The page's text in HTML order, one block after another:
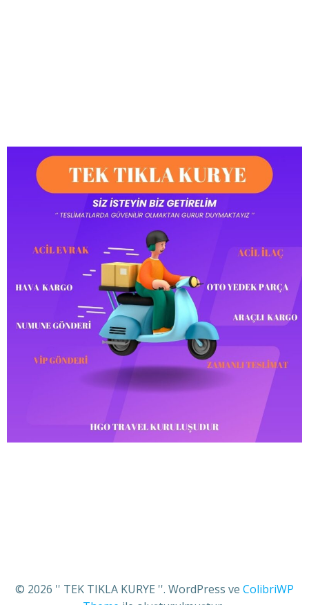
© 2026 '' TEK TIKLA KURYE ''. WordPress ve ColibriWP